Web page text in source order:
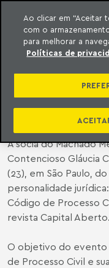
o conteúdo
Meyer
PARTICIPA
NOVO CPC
A sócia do Machado
Contencioso Gláucia
(23), em São Paulo,
personalidade
Código de Processo
revista Capital Aberto.
O objetivo do evento
de Processo Civil e
Ao clicar em “Aceitar
com o
para melhorar a
Políticas de